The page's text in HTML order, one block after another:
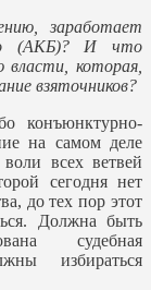
заработает
(АКБ)? И что
власти, которая,
взяточников?
конъюнктурно-
на самом деле
всех ветвей
сегодня нет
до тех пор этот
Должна быть
судебная
избираться